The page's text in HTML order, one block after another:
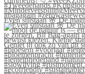
Even stilstaan 🌸 De